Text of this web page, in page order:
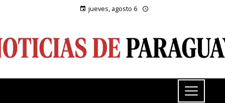
jueves, agosto 6